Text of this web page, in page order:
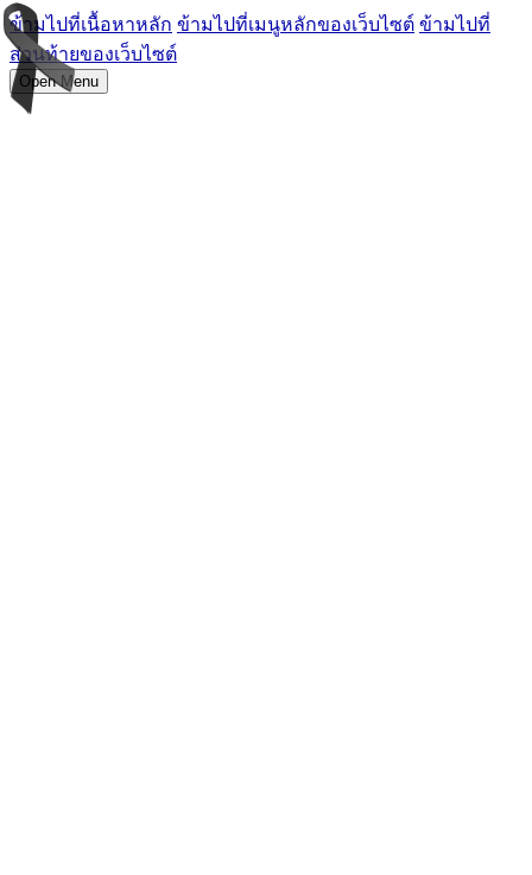
ข้ามไปที่เนื้อหาหลัก ข้ามไปที่เมนูหลักของเว็บไซต์ ข้ามไปที่
ส่วนท้ายของเว็บไซต์
Open Menu